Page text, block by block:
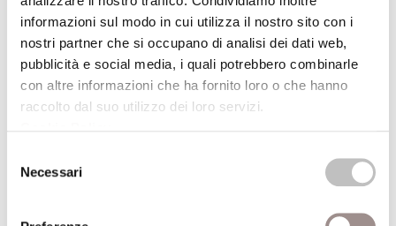
informazioni sul modo in cui utilizza il nostro sito con i
nostri partner che si occupano di analisi dei dati web,
pubblicità e social media, i quali potrebbero combinarle
con altre informazioni che ha fornito loro o che hanno
raccolto dal suo utilizzo dei loro servizi.
delNecessari
rivedere tutte le conferenze dei Centri
Culturali, le video-letture di Filosofare, i
contenuti della Biblioteca Digitale e
tutti gli altri contenuti multimediali
della Fondazione San Carlo.
Torna all'archivio delle notizie